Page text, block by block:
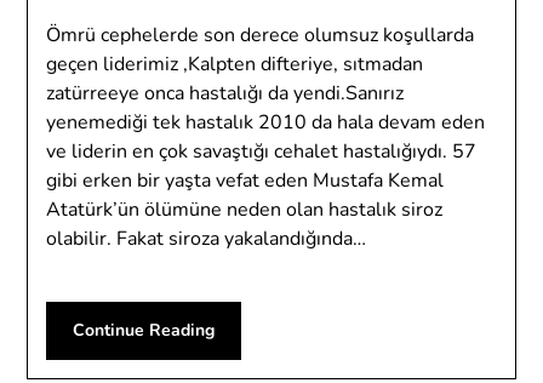
Ömrü cephelerde son derece olumsuz koşullarda
geçen liderimiz ,Kalpten difteriye, sıtmadan
zatürreeye onca hastalığı da yendi.Sanırız
yenemediği tek hastalık 2010 da hala devam eden
ve liderin en çok savaştığı cehalet hastalığıydı. 57
gibi erken bir yaşta vefat eden Mustafa Kemal
Atatürk’ün ölümüne neden olan hastalık siroz
olabilir. Fakat siroza yakalandığında…
Continue Reading